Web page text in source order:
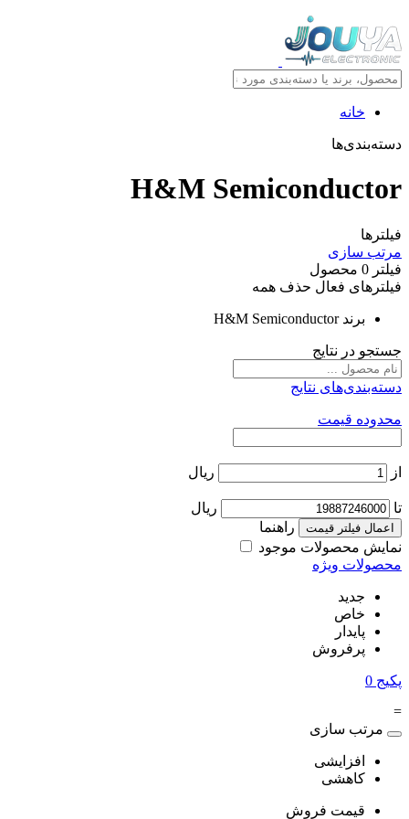
خانه
دسته‌بندی‌ها
H&M Semiconductor
فیلترها
مرتب سازی
فیلتر 0 محصول
فیلترهای فعال حذف همه
برند H&M Semiconductor
جستجو در نتایج
دسته‌بندی‌های نتایج
محدوده قیمت
از ریال
تا ریال
اعمال فیلتر قیمت
راهنما
نمایش محصولات موجود
محصولات ویژه
جدید
خاص
پایدار
پرفروش
پکیج 0
=
مرتب سازی
افزایشی
کاهشی
قیمت فروش